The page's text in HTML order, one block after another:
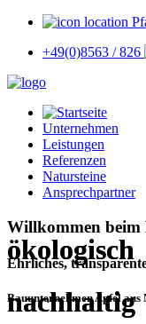
+49(0)8563 / 826
Unternehmen
Leistungen
Referenzen
Natursteine
Ansprechpartner
ökologisch
nachhaltig
ökologisch
nachhaltig
Willkommen beim
Ehrliches,
Bauunternehmen Apfel